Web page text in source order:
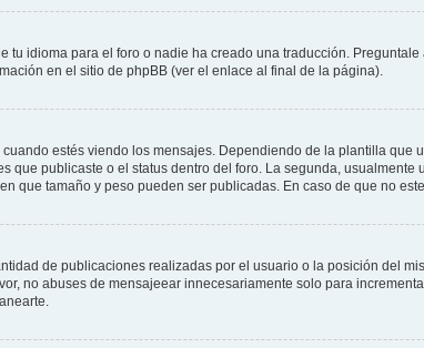
idioma para el foro o nadie ha creado una traducción.
en el sitio de phpBB (ver el enlace al final de la página).
estés viendo los mensajes. Dependiendo de la plantilla
que publicaste o el status dentro del foro. La segunda,
que tamaño y peso pueden ser publicadas. En caso de que no
de publicaciones realizadas por el usuario o la posición del
no abuses de mensajeear innecesariamente solo para